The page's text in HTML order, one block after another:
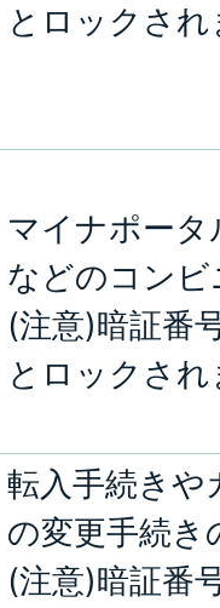
とロックされ
マイナポー
などのコン
(注意)暗証番
とロックされ
転入手続きや
の変更手続き
(注意)暗証番